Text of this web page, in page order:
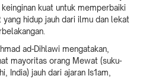
keinginan kuat untuk memperbaiki
hidup jauh dari ilmu dan lekat
ad-Dihlawi mengatakan,
mayoritas orang Mewat (suku-
India) jauh dari ajaran Is1am,